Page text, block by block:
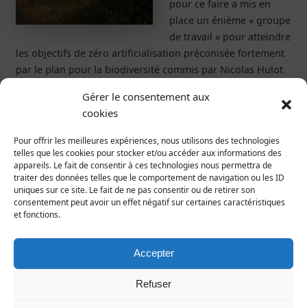
Gérer le consentement aux
cookies
Pour offrir les meilleures expériences, nous utilisons des technologies
telles que les cookies pour stocker et/ou accéder aux informations des
appareils. Le fait de consentir à ces technologies nous permettra de
traiter des données telles que le comportement de navigation ou les ID
uniques sur ce site. Le fait de ne pas consentir ou de retirer son
consentement peut avoir un effet négatif sur certaines caractéristiques
et fonctions.
Accepter
Refuser
pour ce faire a mis en
place un énième « groupe
de travail » pour atteindre
les objectifs de zéro artificialisation préconisée fortement
par le plan pour la biodiversité commis par Nicolas Hulot
Taggé urbanisation
PRPGD annulé en justice
30 juillet 2019 Communiqués de presse
Le plan régional de
prévention et de gestion